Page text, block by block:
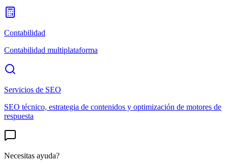
Contabilidad
Contabilidad multiplataforma
Servicios de SEO
SEO técnico, estrategia de contenidos y optimización de motores de
respuesta
Necesitas ayuda?